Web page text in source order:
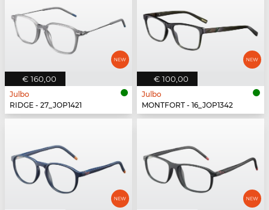
€ 160,00
Julbo
RIDGE - 27_JOP1421
€ 100,00
Julbo
MONTFORT - 16_JOP1342